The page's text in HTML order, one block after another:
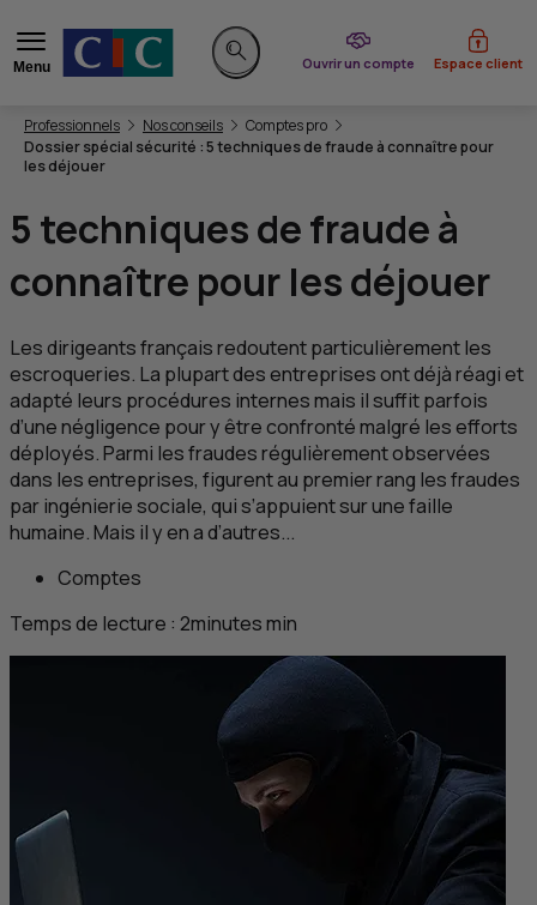
Menu
Rechercher sur le site
Ouvrir un compte
du CIC Espace client
Vous êtes ici:
Professionnels Nos conseils
Comptes pro
Dossier spécial sécurité : 5 techniques de fraude à connaître pour
les déjouer
5 techniques de fraude à
connaître pour les déjouer
Les dirigeants français redoutent particulièrement les
escroqueries. La plupart des entreprises ont déjà réagi et
adapté leurs procédures internes mais il suffit parfois
d’une négligence pour y être confronté malgré les efforts
déployés. Parmi les fraudes régulièrement observées
dans les entreprises, figurent au premier rang les fraudes
par ingénierie sociale, qui s’appuient sur une faille
humaine. Mais il y en a d’autres...
Comptes
Temps de lecture : 2minutesmin